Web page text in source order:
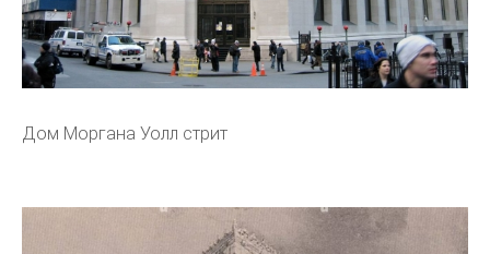
Дом Моргана Уолл стрит